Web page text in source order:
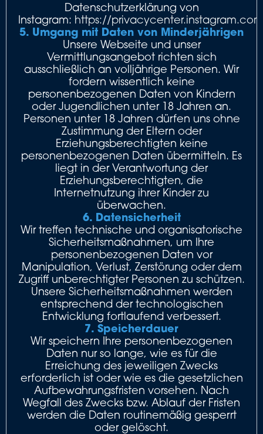
Datenschutzerklärung von
Instagram: https://
5. Umgang mit Daten von Minderjährigen
Unsere Webseite und unser
Vermittlungsangebot richten sich
ausschließlich an volljährige Personen. Wir
fordern wissentlich keine
personenbezogenen Daten von Kindern
oder Jugendlichen unter 18 Jahren an.
Personen unter 18 Jahren dürfen uns ohne
Zustimmung der Eltern oder
Erziehungsberechtigten keine
personenbezogenen Daten übermitteln. Es
liegt in der Verantwortung der
Erziehungsberechtigten, die
Internetnutzung ihrer Kinder zu
überwachen.
6. Datensicherheit
Wir treffen technische und organisatorische
Sicherheitsmaßnahmen, um Ihre
personenbezogenen Daten vor
Manipulation, Verlust, Zerstörung oder dem
Zugriff unberechtigter Personen zu schützen.
Unsere Sicherheitsmaßnahmen werden
entsprechend der technologischen
Entwicklung fortlaufend verbessert.
7. Speicherdauer
Wir speichern Ihre personenbezogenen
Daten nur so lange, wie es für die
Erreichung des jeweiligen Zwecks
erforderlich ist oder wie es die gesetzlichen
Aufbewahrungsfristen vorsehen. Nach
Wegfall des Zwecks bzw. Ablauf der Fristen
werden die Daten routinemäßig gesperrt
oder gelöscht.